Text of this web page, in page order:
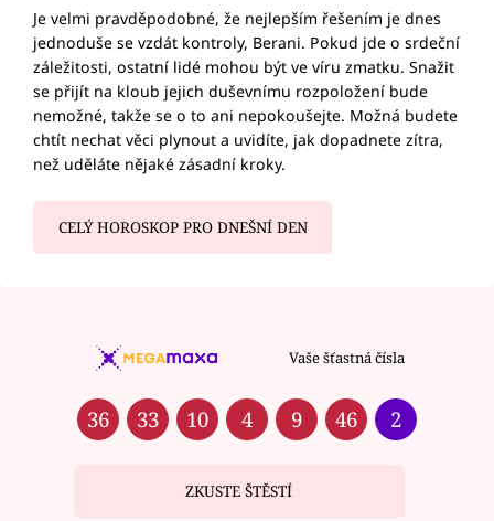
Je velmi pravděpodobné, že nejlepším řešením je dnes
jednoduše se vzdát kontroly, Berani. Pokud jde o srdeční
záležitosti, ostatní lidé mohou být ve víru zmatku. Snažit
se přijít na kloub jejich duševnímu rozpoložení bude
nemožné, takže se o to ani nepokoušejte. Možná budete
chtít nechat věci plynout a uvidíte, jak dopadnete zítra,
než uděláte nějaké zásadní kroky.
CELÝ HOROSKOP PRO DNEŠNÍ DEN
Vaše šťastná čísla
36 33 10 4 9 46 2
ZKUSTE ŠTĚSTÍ